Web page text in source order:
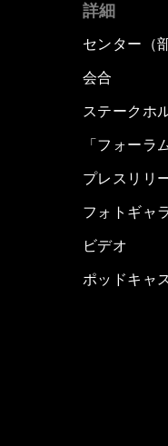
詳細
センター（
会合
ステークホ
「フォーラ
プレスリリ
フォトギャ
ビデオ
ポッドキャ